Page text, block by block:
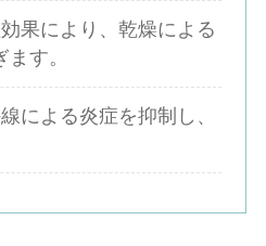
果により、乾燥による
す。
による炎症を抑制し、